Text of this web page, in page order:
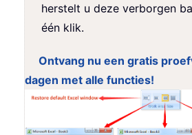
herstelt u deze verborgen
één klik.
Ontvang nu een gratis
dagen met alle functies!